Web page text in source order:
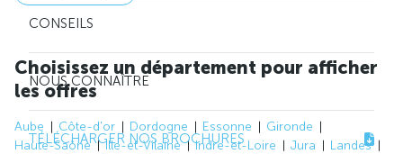
CONSEILS
NOUS CONNAÎTRE
TÉLÉCHARGER NOS BROCHURES
Choisissez un département pour afficher
les offres
Aube Côte-d'or Dordogne Essonne
Gironde
Haute-Saône
Ille-et-Vilaine Indre-et-Loire Jura
Landes